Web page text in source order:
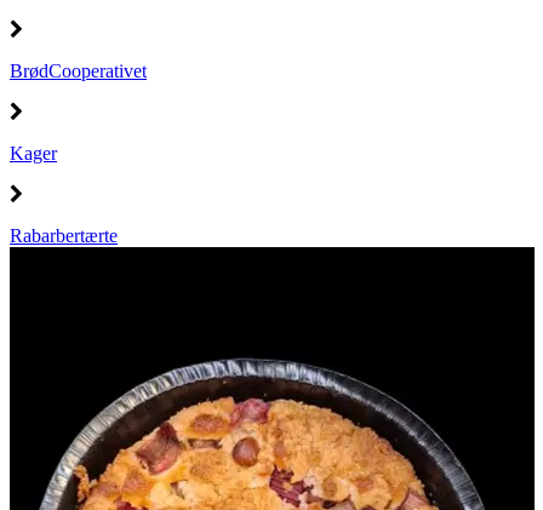
BrødCooperativet
Kager
Rabarbertærte